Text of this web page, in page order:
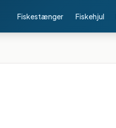
Fiskestænger Fiskehjul